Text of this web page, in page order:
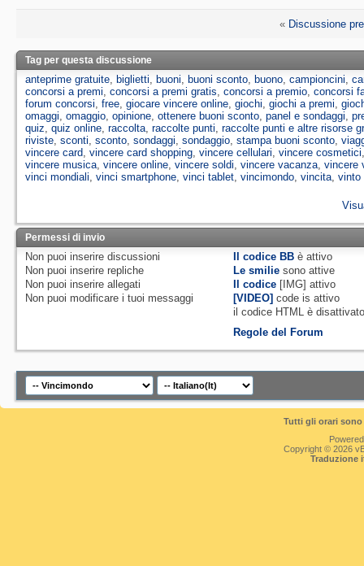
« Discussione
Tag per questa discussione
anteprime gratuite biglietti buoni buoni sconto buono campioncini
concorsi a premi concorsi a premi gratis concorsi a premio concorsi
forum concorsi free giocare vincere online giochi giochi a premi
omaggi omaggio opinione ottenere buoni sconto panel e sondaggi
quiz quiz online raccolta raccolte punti raccolte punti e altre risorse
riviste sconti sconto sondaggi sondaggio stampa buoni sconto
vincere card vincere card shopping vincere cellulari vincere cosmetici
vincere musica vincere online vincere soldi vincere vacanza vincere
vinci mondiali vinci smartphone vinci tablet vincimondo vincita vinto
Permessi di invio
Non puoi inserire discussioni
Non puoi inserire repliche
Non puoi inserire allegati
Non puoi modificare i tuoi messaggi
Il codice BB èattivo
Le smilie sono attive
Il codice [IMG]attivo
[VIDEO] code isattivo
il codice HTML è
Regole del Forum
Tutti gli orari
Copyright © 2026
Traduzione